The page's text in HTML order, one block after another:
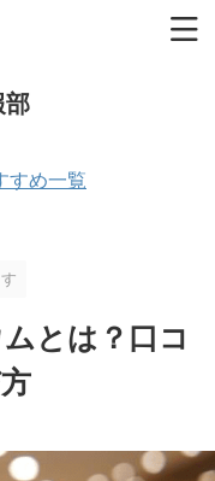
部
すめ一覧
とは？口コ